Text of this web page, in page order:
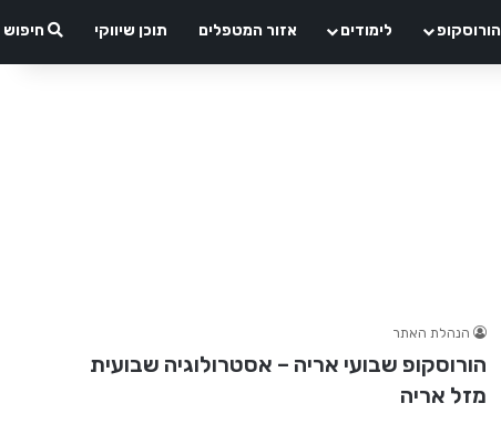
הורוסקופ לימודים אזור המטפלים תוכן שיווקי חיפוש
הנהלת האתר
הורוסקופ שבועי אריה – אסטרולוגיה שבועית
מזל אריה